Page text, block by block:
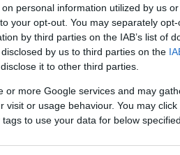
personal information utilized by us
your opt-out. You may separately
by third parties on the IAB’s list of
by us to third parties on the
it to other third parties.
or more Google services and may
visit or usage behaviour. You may
to use your data for below
innovatív